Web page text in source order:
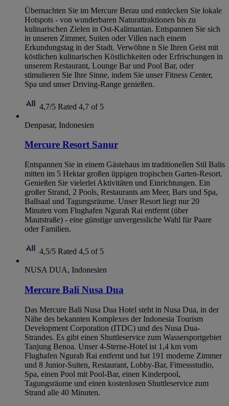
Übernachten Sie im Mercure Berau und entdecken Sie lokale
Hotspots - von wunderbaren Naturattraktionen bis zu
kulinarischen Zielen in Ost-Kalimantan. Entspannen Sie sich
in unseren Zimmer, Suiten oder Villen nach einem
Erkundungstag in der Stadt. Verwöhne n Sie Ihren Geist mit
köstlichen kulinarischen Köstlichkeiten oder Erfrischungen in
unserem Restaurant, Lounge Bar und Pool Bar, oder
stimulieren Sie Ihre Sinne, indem Sie unser Fitness Center,
Spa und unser Driving-Range genießen.
4,7/5 Rated 4,7 of 5
Denpasar, Indonesien
Mercure Resort Sanur
Entspannen Sie in einem Gästehaus im traditionellen Stil Balis
mitten im 5 Hektar großen üppigen tropischen Garten-Resort.
Genießen Sie vielerlei Aktivitäten und Einrichtungen. Ein
großer Strand, 2 Pools, Restaurants am Meer, Bars und Spa,
Ballsaal und Tagungsräume. Unser Resort liegt nur 20
Minuten vom Flughafen Ngurah Rai entfernt (über
Mautstraße) - eine günstige unvergessliche Wahl für Paare
oder Familien.
4,5/5 Rated 4,5 of 5
NUSA DUA, Indonesien
Mercure Bali Nusa Dua
Das Mercure Bali Nusa Dua Hotel steht in Nusa Dua, in der
Nähe des bekannten Komplexes der Indonesia Tourism
Development Corporation (ITDC) und des Nusa Dua-
Strandes. Es gibt einen Shuttleservice zum Wassersportgebiet
Tanjung Benoa. Unser 4-Sterne-Hotel ist 1,4 km vom
Flughafen Ngurah Rai entfernt und hat 191 moderne Zimmer
und 8 Junior-Suiten, Restaurant, Lobby-Bar, Fitnessstudio,
Spa, einen Pool mit Pool-Bar, einen Kinderpool,
Tagungsräume und einen kostenlosen Shuttleservice zum
Strand alle 40 Minuten.